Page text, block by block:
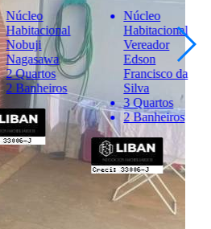
Núcleo
Habitacional
Nobuji
Nagasawa
2 Quartos
2 Banheiros
Núcleo
Habitacional
Vereador
Edson
Francisco da
Silva
3 Quartos
2 Banheiros